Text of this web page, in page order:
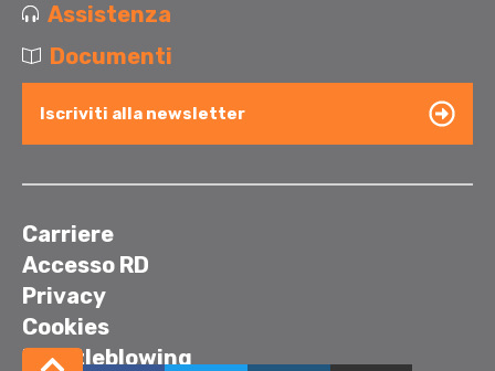
Assistenza
Documenti
Iscriviti alla newsletter
Carriere
Accesso RD
Privacy
Cookies
Whistleblowing